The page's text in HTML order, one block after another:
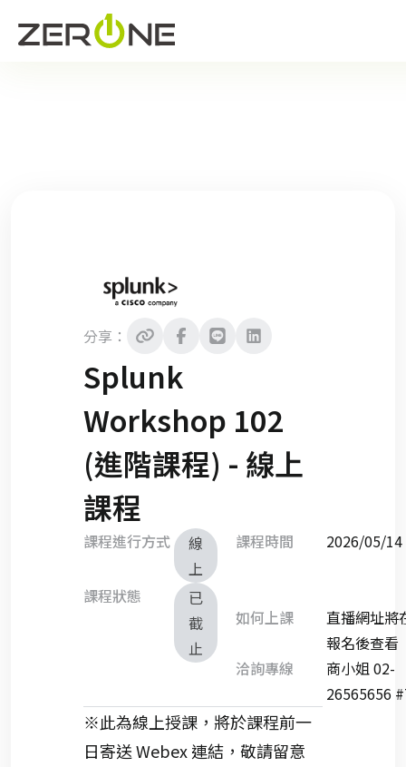
分享：
Splunk
Workshop 102
(進階課程) - 線上
課程
課程進行方式
線
上
課程狀態
已
截
止
課程時間 2026/05/14
如何上課
直播網址將
報名後查看
洽詢專線
商小姐 02-
26565656
※此為線上授課，將於課程前一
日寄送 Webex 連結，敬請留意